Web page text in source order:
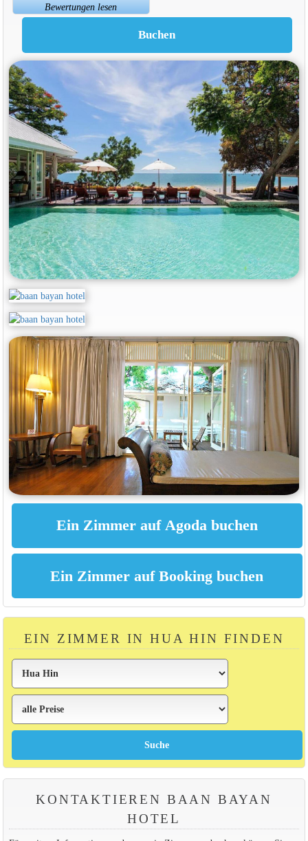
Bewertungen lesen
EIN ZIMMER IN HUA HIN FINDEN
KONTAKTIEREN BAAN BAYAN
HOTEL